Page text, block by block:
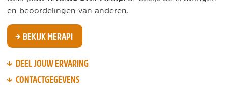
en beoordelingen van anderen.
BEKIJK MERAPI
DEEL JOUW ERVARING
CONTACTGEGEVENS